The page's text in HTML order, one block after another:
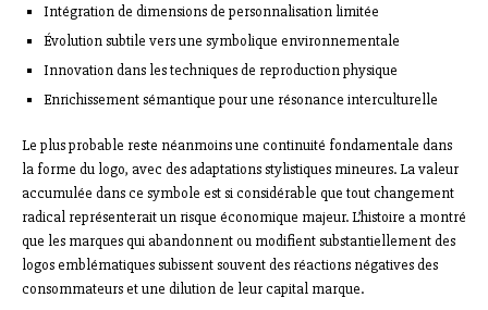
Intégration de dimensions de personnalisation limitée
Évolution subtile vers une symbolique environnementale
Innovation dans les techniques de reproduction physique
Enrichissement sémantique pour une résonance interculturelle
Le plus probable reste néanmoins une continuité fondamentale dans
la forme du logo, avec des adaptations stylistiques mineures. La valeur
accumulée dans ce symbole est si considérable que tout changement
radical représenterait un risque économique majeur. L’histoire a montré
que les marques qui abandonnent ou modifient substantiellement des
logos emblématiques subissent souvent des réactions négatives des
consommateurs et une dilution de leur capital marque.